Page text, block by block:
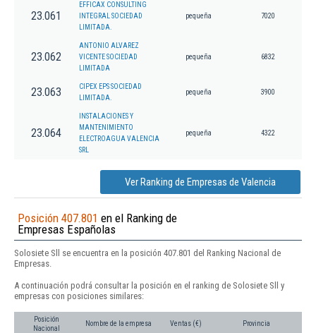
23.061
EFFICAX CONSULTING
INTEGRAL SOCIEDAD
LIMITADA.
pequeña 7020
23.062
ANTONIO ALVAREZ
VICENTE SOCIEDAD
LIMITADA
pequeña 6832
23.063
CIPEX EPS SOCIEDAD
LIMITADA.
pequeña 3900
23.064
INSTALACIONES Y
MANTENIMIENTO
ELECTROAGUA VALENCIA
SRL
pequeña 4322
Ver Ranking de Empresas de Valencia
Posición 407.801 en el Ranking de
Empresas Españolas
Solosiete Sll se encuentra en la posición 407.801 del Ranking Nacional de
Empresas.
A continuación podrá consultar la posición en el ranking de Solosiete Sll y
empresas con posiciones similares:
Posición
Nacional
Nombre de la empresa Ventas (€) Provincia